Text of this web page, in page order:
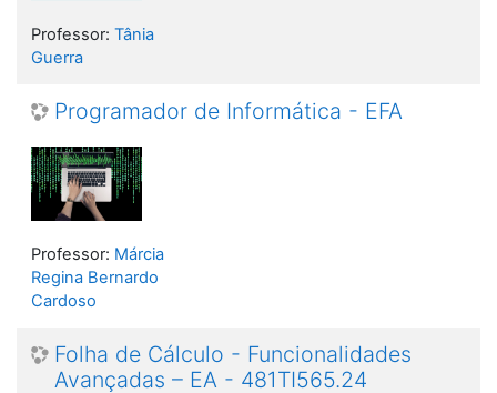
Professor: Tânia
Guerra
Programador de Informática - EFA
Professor: Márcia
Regina Bernardo
Cardoso
Folha de Cálculo - Funcionalidades
Avançadas – EA - 481TI565.24